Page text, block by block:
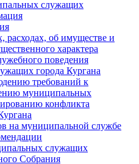
служащих
расходах, об имуществе и
характера
поведения
города Кургана
требований к
муниципальных
конфликта
на муниципальной службе
служащих
Cобрания